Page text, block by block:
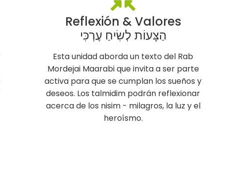
Reflexión & Valores
הַצָּעוֹת לְשִׂיחַ עֶרְכִּי
Esta unidad aborda un texto del Rab
Mordejai Maarabi que invita a ser parte
activa para que se cumplan los sueños y
deseos. Los talmidim podrán reflexionar
acerca de los nisim - milagros, la luz y el
heroísmo.